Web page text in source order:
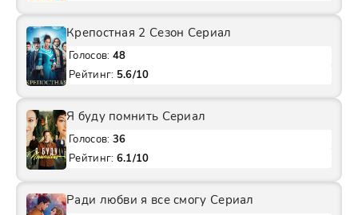
Крепостная 2 Сезон Сериал
Голосов: 48
Рейтинг: 5.6/10
Я буду помнить Сериал
Голосов: 36
Рейтинг: 6.1/10
Ради любви я все смогу Сериал